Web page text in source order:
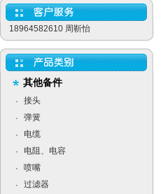
18964582610 周靳怡
其他备件
·
接头
·
弹簧
·
电缆
·
电阻、电容
·
喷嘴
·
过滤器